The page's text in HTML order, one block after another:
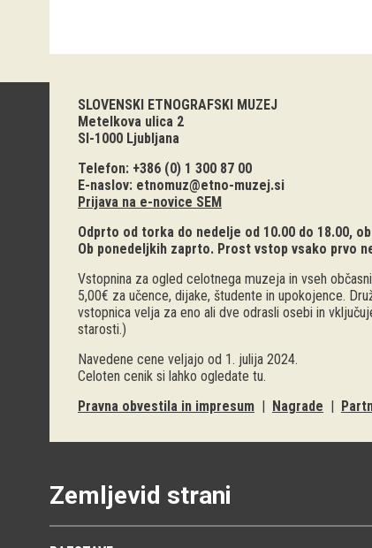
SLOVENSKI ETNOGRAFSKI MUZEJ
Metelkova ulica 2
SI-1000 Ljubljana
Telefon: +386 (0) 1 300 87 00
E-naslov: etnomuz@etno-muzej.si
Prijava na e-novice SEM
Odprto od torka do nedelje od 10.00 do 18.00,
Ob ponedeljkih zaprto. Prost vstop vsako prvo
Vstopnina za ogled celotnega muzeja in vseh
5,00€ za učence, dijake, študente in upokojence.
vstopnica velja za eno ali dve odrasli osebi in
starosti.)
Navedene cene veljajo od 1. julija 2024.
Celoten cenik si lahko ogledate tu.
Pravna obvestila in impresum | Nagrade |
Zemljevid strani